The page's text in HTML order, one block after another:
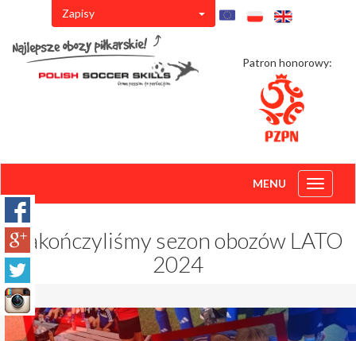
Zapisy
Patron honorowy:
Toggle
MENU
Zakończyliśmy sezon obozów LATO
2024